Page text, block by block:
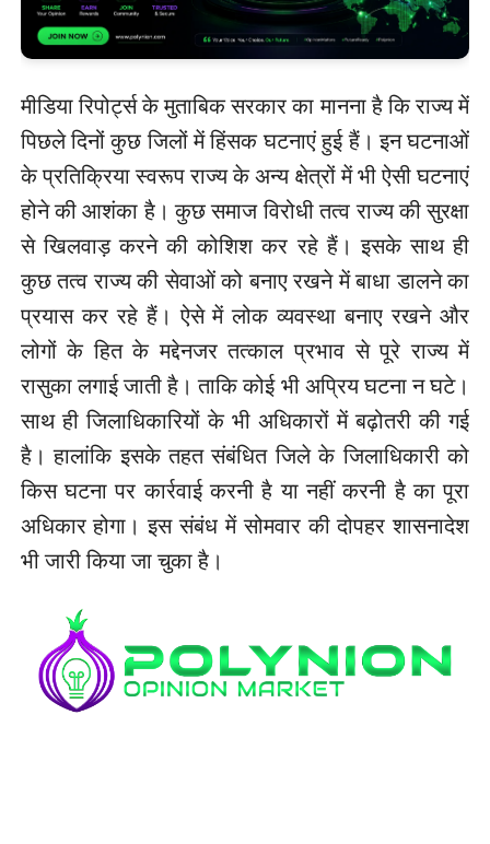
मीडिया रिपोर्ट्स के मुताबिक सरकार का मानना है कि राज्य में
पिछले दिनों कुछ जिलों में हिंसक घटनाएं हुई हैं। इन घटनाओं
के प्रतिक्रिया स्वरूप राज्य के अन्य क्षेत्रों में भी ऐसी घटनाएं
होने की आशंका है। कुछ समाज विरोधी तत्व राज्य की सुरक्षा
से खिलवाड़ करने की कोशिश कर रहे हैं। इसके साथ ही
कुछ तत्व राज्य की सेवाओं को बनाए रखने में बाधा डालने का
प्रयास कर रहे हैं। ऐसे में लोक व्यवस्था बनाए रखने और
लोगों के हित के मद्देनजर तत्काल प्रभाव से पूरे राज्य में
रासुका लगाई जाती है। ताकि कोई भी अप्रिय घटना न घटे।
साथ ही जिलाधिकारियों के भी अधिकारों में बढ़ोतरी की गई
है। हालांकि इसके तहत संबंधित जिले के जिलाधिकारी को
किस घटना पर कार्रवाई करनी है या नहीं करनी है का पूरा
अधिकार होगा। इस संबंध में सोमवार की दोपहर शासनादेश
भी जारी किया जा चुका है।